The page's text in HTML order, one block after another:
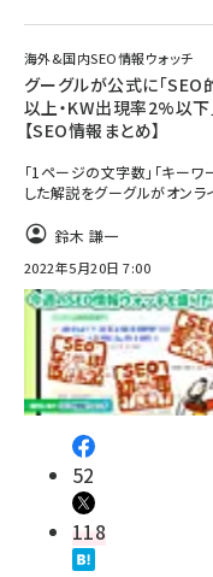
海外&国内SEO情報ウォッチ
グーグルが公式に「
以上・KW出現率2%以下
【SEO情報まとめ】
「1ページの文字数」「キー
した解説をグーグルがオン
鈴木 謙一
2022年5月20日 7:00
52
118